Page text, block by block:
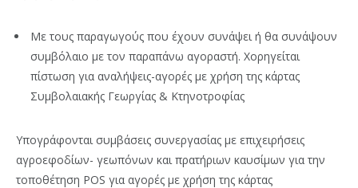
Με τους παραγωγούς που έχουν συνάψει ή θα συνάψουν
συμβόλαιο με τον παραπάνω αγοραστή. Χορηγείται
πίστωση για αναλήψεις-αγορές με χρήση της κάρτας
Συμβολαιακής Γεωργίας & Κτηνοτροφίας
Υπογράφονται συμβάσεις συνεργασίας με επιχειρήσεις
αγροεφοδίων- γεωπόνων και πρατήριων καυσίμων για την
τοποθέτηση POS για αγορές με χρήση της κάρτας